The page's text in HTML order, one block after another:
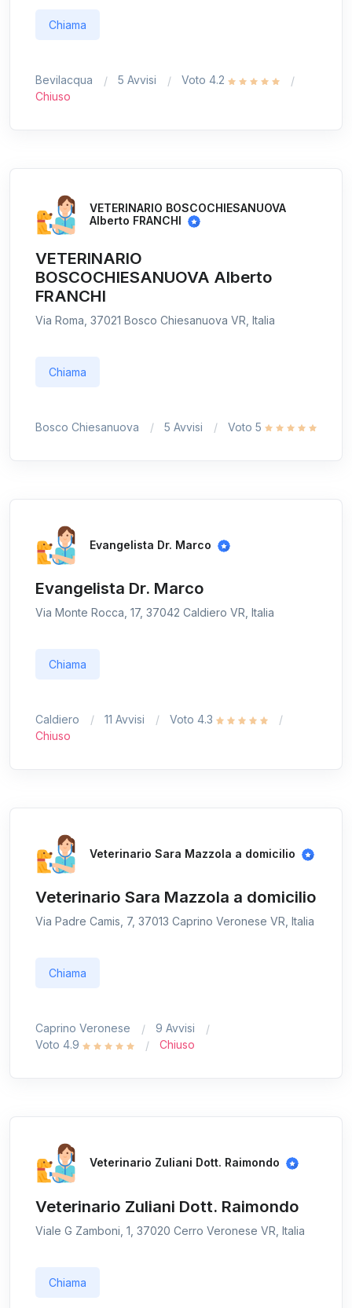
Chiama
Bevilacqua 5 Avvisi
Voto 4.2
Chiuso
VETERINARIO BOSCOCHIESANUOVA
Alberto FRANCHI
VETERINARIO
BOSCOCHIESANUOVA Alberto
FRANCHI
Via Roma, 37021 Bosco Chiesanuova VR, Italia
Chiama
Bosco Chiesanuova 5 Avvisi Voto 5
Evangelista Dr. Marco
Evangelista Dr. Marco
Via Monte Rocca, 17, 37042 Caldiero VR, Italia
Chiama
Caldiero 11 Avvisi
Voto 4.3
Chiuso
Veterinario Sara Mazzola a domicilio
Veterinario Sara Mazzola a domicilio
Via Padre Camis, 7, 37013 Caprino Veronese VR, Italia
Chiama
Caprino Veronese
9 Avvisi
Voto 4.9
Chiuso
Veterinario Zuliani Dott. Raimondo
Veterinario Zuliani Dott. Raimondo
Viale G Zamboni, 1, 37020 Cerro Veronese VR, Italia
Chiama